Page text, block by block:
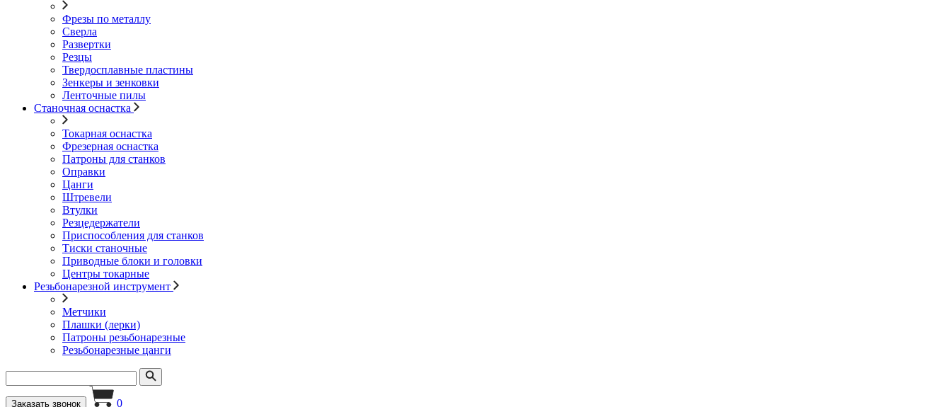
Фрезы по металлу
Сверла
Развертки
Резцы
Твердосплавные пластины
Зенкеры и зенковки
Ленточные пилы
Станочная оснастка
Токарная оснастка
Фрезерная оснастка
Патроны для станков
Оправки
Цанги
Штревели
Втулки
Резцедержатели
Приспособления для станков
Тиски станочные
Приводные блоки и головки
Центры токарные
Резьбонарезной инструмент
Метчики
Плашки (лерки)
Патроны резьбонарезные
Резьбонарезные цанги
Заказать звонок 0